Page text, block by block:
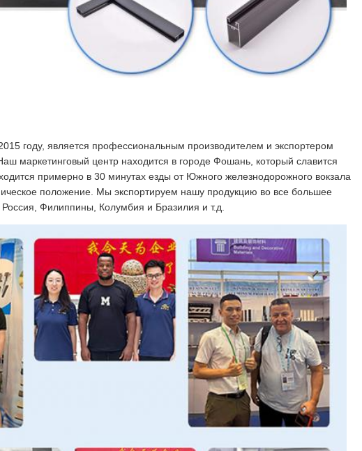
году, является профессиональным производителем и экспортером
маркетинговый центр находится в городе Фошань, который славится
примерно в 30 минутах езды от Южного железнодорожного вокзала
положение. Мы экспортируем нашу продукцию во все большее
Россия, Филиппины, Колумбия и Бразилия и т.д.